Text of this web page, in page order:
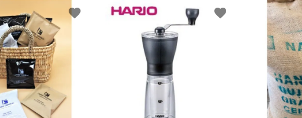
favorite favorite